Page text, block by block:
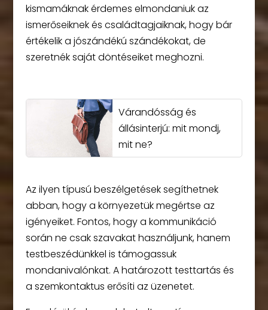
kismamáknak érdemes elmondaniuk az
ismerőseiknek és családtagjaiknak, hogy bár
értékelik a jószándékú szándékokat, de
szeretnék saját döntéseiket meghozni.
Várandósság és
állásinterjú: mit mondj,
mit ne?
Az ilyen típusú beszélgetések segíthetnek
abban, hogy a környezetük megértse az
igényeiket. Fontos, hogy a kommunikáció
során ne csak szavakat használjunk, hanem
testbeszédünkkel is támogassuk
mondanivalónkat. A határozott testtartás és
a szemkontaktus erősíti az üzenetet.